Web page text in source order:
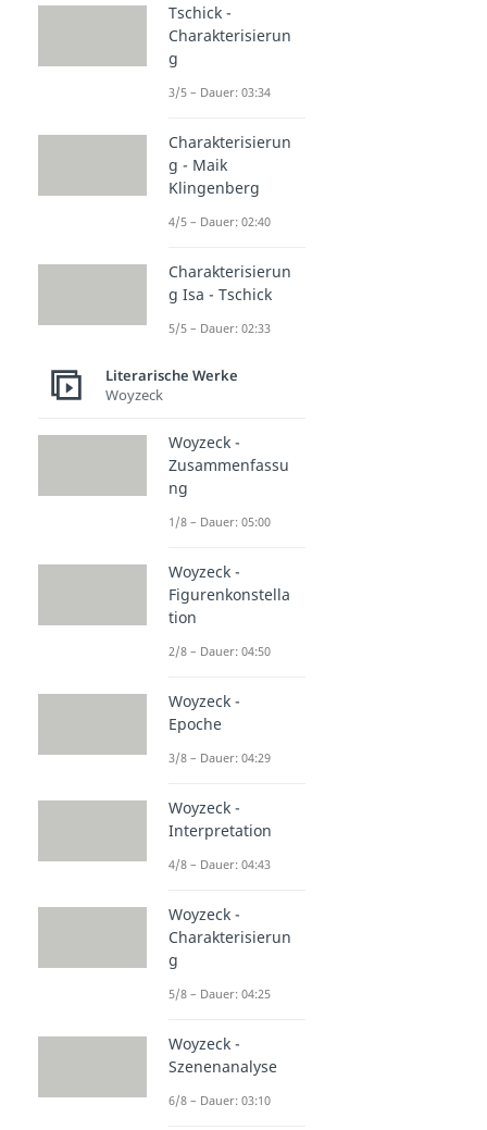
Tschick -
Charakterisierun
g
3/5 – Dauer: 03:34
Charakterisierun
g - Maik
Klingenberg
4/5 – Dauer: 02:40
Charakterisierun
g Isa - Tschick
5/5 – Dauer: 02:33
Literarische Werke
Woyzeck
Woyzeck -
Zusammenfassu
ng
1/8 – Dauer: 05:00
Woyzeck -
Figurenkonstella
tion
2/8 – Dauer: 04:50
Woyzeck -
Epoche
3/8 – Dauer: 04:29
Woyzeck -
Interpretation
4/8 – Dauer: 04:43
Woyzeck -
Charakterisierun
g
5/8 – Dauer: 04:25
Woyzeck -
Szenenanalyse
6/8 – Dauer: 03:10